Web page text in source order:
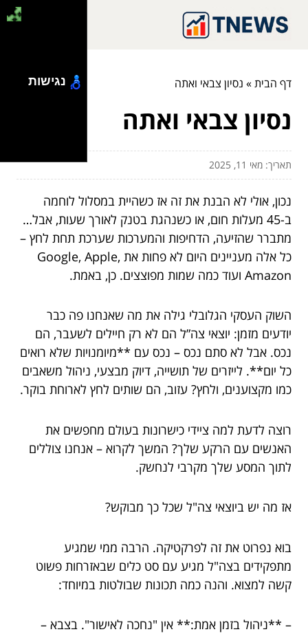
דף הבית» נסיון צבאי ואתה
נסיון צבאי ואתה
תאריך: מאי 11, 2025
נכון, אולי לא הבנת את זה אז כשהיית במסלול לוחמה
ב-45 מעלות חום, או כשנהגת בטנק לאורך שעות, אבל…
מתברר שהזיעה, הדחיפות והמערכות שערכת תחת לחץ –
כל אלה מעניינים היום לא פחות את Google, Apple,
Amazon ועוד כמה שמות מפוצצים. כן, באמת.
השוק העסקי הגלובלי גילה את מה שאנחנו פה כבר
יודעים מזמן: יוצאי צה”ל הם לא רק חיילים לשעבר, הם
נכס. אבל לא סתם נכס – נכס עם **מיומנויות שלא רואים
כל יום**. לייזרים של תושייה, דיוק מבצעי, ניהול משאבים
כמו מקצוענים, ולחץ? עזוב, הם שותים לחץ לארוחת בוקר.
רוצה לדעת למה ציידי כישרונות בעולם מחפשים את
האנשים עם הרקע שלך? המשך לקרוא – אנחנו צוללים
לתוך המסע שלך מקרבי לנחשק.
אז מה יש ביוצאי צה"ל שכל כך מבוקש?
בוא נפרוט את זה לפרקטיקה. הרבה ממי שמגיע
מתפקידים בצה"ל מגיע עם סט כלים שבאזרחות פשוט
קשה למצוא. והנה כמה תכונות שבולטות במיוחד:
– **ניהול בזמן אמת:** אין "נחכה לאישור". בצבא –
נגישות